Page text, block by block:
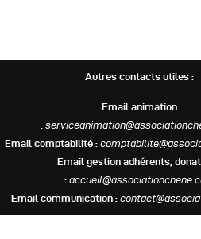
Autres contacts utiles :
Email animation
:
Email comptabilité :
Email gestion adhérents,
:
Email communication :